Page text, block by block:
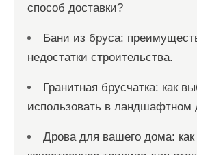
способ доставки?
Бани из бруса:
недостатки строительства.
Гранитная брусчатка: как
использовать в ландшафтном
Дрова для вашего дома: